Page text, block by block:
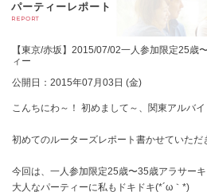
パーティーレポート
REPORT
【東京/赤坂】2015/07/02一人参加限定25歳
ィー
公開日：2015年07月03日 (金)
こんちにわ～！ 初めまして～、関東アルバ
初めてのルーターズレポート書かせていただ
今回は、一人参加限定25歳〜35歳アラサー
大人なパーティーに私もドキドキ(*´ω｀*)